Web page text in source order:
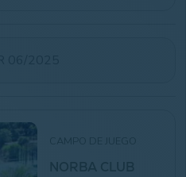
CAMPO DE JUEGO
NORBA CLUB